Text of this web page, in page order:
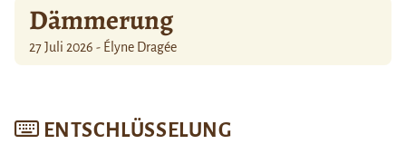
Dämmerung
27 Juli 2026 - Élyne Dragée
ENTSCHLÜSSELUNG